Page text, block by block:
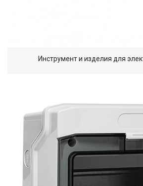
Инструмент и изделия для